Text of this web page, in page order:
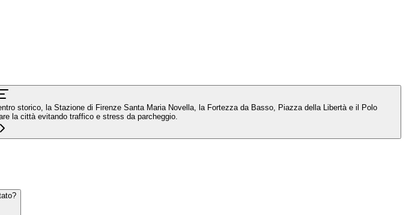
storico, la Stazione di Firenze Santa Maria Novella, la Fortezza da Basso, Piazza della Libertà e il Polo
la città evitando traffico e stress da parcheggio.